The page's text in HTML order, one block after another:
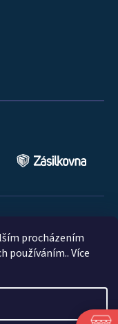
procházením
používáním.. Více